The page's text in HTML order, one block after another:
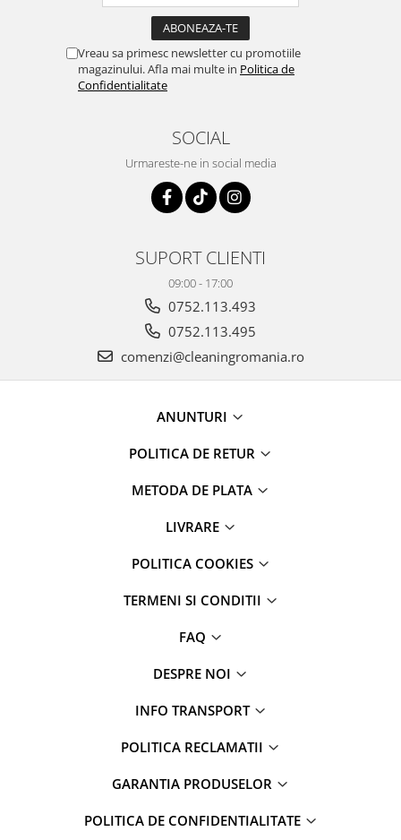
Vreau sa primesc newsletter cu promotiile
magazinului. Afla mai multe in Politica de
Confidentialitate
SOCIAL
Urmareste-ne in social media
SUPORT CLIENTI
09:00 - 17:00
0752.113.493
0752.113.495
comenzi@cleaningromania.ro
ANUNTURI
POLITICA DE RETUR
METODA DE PLATA
LIVRARE
POLITICA COOKIES
TERMENI SI CONDITII
FAQ
DESPRE NOI
INFO TRANSPORT
POLITICA RECLAMATII
GARANTIA PRODUSELOR
POLITICA DE CONFIDENTIALITATE